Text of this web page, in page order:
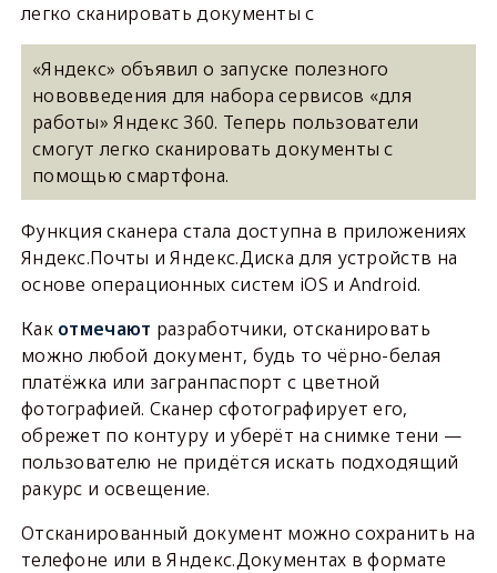
легко сканировать документы с
«Яндекс» объявил о запуске полезного
нововведения для набора сервисов «для
работы» Яндекс 360. Теперь пользователи
смогут легко сканировать документы с
помощью смартфона.
Функция сканера стала доступна в приложениях
Яндекс.Почты и Яндекс.Диска для устройств на
основе операционных систем iOS и Android.
Как отмечают разработчики, отсканировать
можно любой документ, будь то чёрно-белая
платёжка или загранпаспорт с цветной
фотографией. Сканер сфотографирует его,
обрежет по контуру и уберёт на снимке тени —
пользователю не придётся искать подходящий
ракурс и освещение.
Отсканированный документ можно сохранить на
телефоне или в Яндекс.Документах в формате